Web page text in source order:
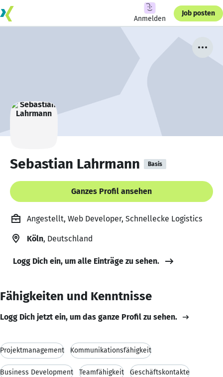
Anmelden
Job posten
Sebastian Lahrmann Basis
Ganzes Profil ansehen
Angestellt, Web Developer, Schnellecke Logistics
Köln, Deutschland
Logg Dich ein, um alle Einträge zu sehen.
Fähigkeiten und Kenntnisse
Logg Dich jetzt ein, um das ganze Profil zu sehen.
Projektmanagement Kommunikationsfähigkeit
Business Development Teamfähigkeit Geschäftskontakte